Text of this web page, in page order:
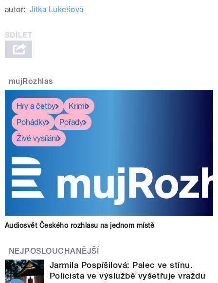
autor: Jitka Lukešová
mujRozhlas
Hry a četby
Krimi
Pohádky
Pořady
Živé vysílání
Audiosvět Českého rozhlasu na jednom místě
NEJPOSLOUCHANĚJŠÍ
Jarmila Pospíšilová: Palec ve stínu.
Policista ve výslužbě vyšetřuje vraždu